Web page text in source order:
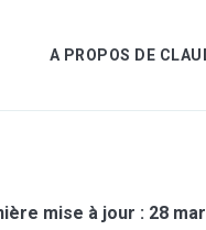
A PROPOS DE
mise à jour : 28
Rechercher